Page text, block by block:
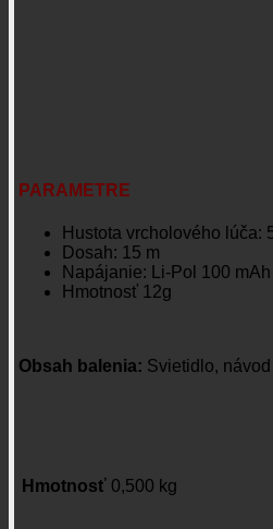
PARAMETRE
Hustota vrcholového lúča:
Dosah: 15 m
Napájanie: Li-Pol 100 mAh
Hmotnosť 12g
Obsah balenia: Svietidlo,
Hmotnosť 0,500 kg